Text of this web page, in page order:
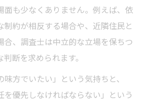
面も少なくありません。例えば、依
制約が相反する場合や、近隣住民と
合、調査士は中立的な立場を保ちつ
断を求められます。
方でいたい」という気持ちと、
を優先しなければならない」という